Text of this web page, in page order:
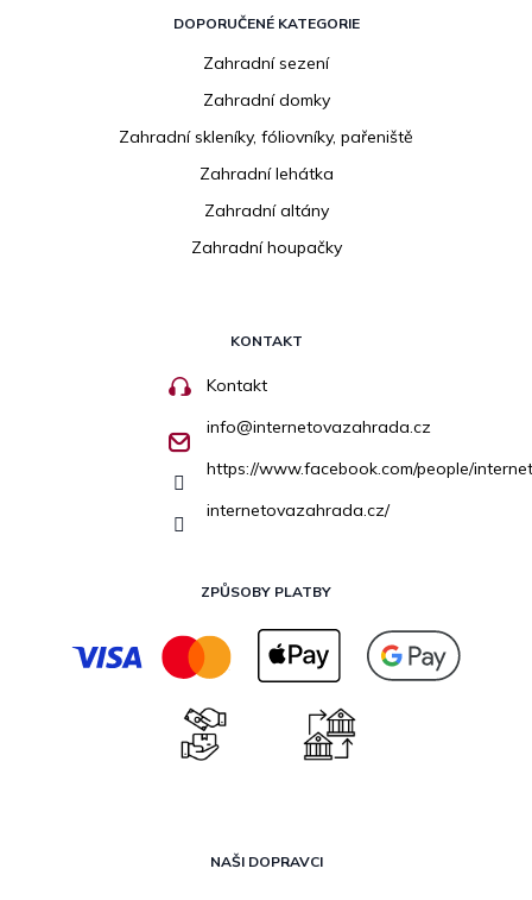
DOPORUČENÉ KATEGORIE
Zahradní sezení
Zahradní domky
Zahradní skleníky, fóliovníky, pařeniště
Zahradní lehátka
Zahradní altány
Zahradní houpačky
KONTAKT
Kontakt
info@internetovazahrada.cz
https://www.facebook.com/people/
internetovazahrada.cz/
ZPŮSOBY PLATBY
NAŠI DOPRAVCI